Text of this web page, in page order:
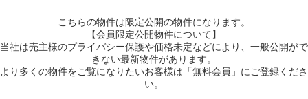
こちらの物件は限定公開の物件になります。
【会員限定公開物件について】
当社は売主様のプライバシー保護や価格未定などにより、一般公開がで
きない最新物件があります。
より多くの物件をご覧になりたいお客様は「無料会員」にご登録くださ
い。